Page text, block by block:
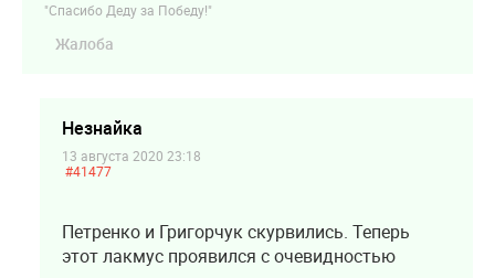
"Спасибо Деду за Победу!"
Жалоба
Незнайка
13 августа 2020 23:18
#41477
Петренко и Григорчук скурвились. Теперь
этот лакмус проявился с очевидностью